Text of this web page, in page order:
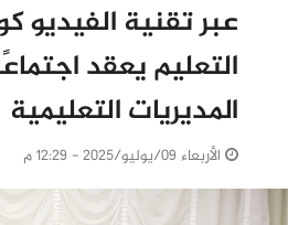
عبر تقنية الفيديو
التعليم يعقد
المديريات التعليمية
الأربعاء 09/يوليو/2025 - 12:29 م